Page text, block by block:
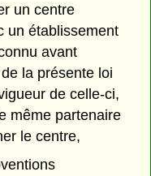
un centre
un établissement
avant
la présente loi
de celle-ci,
même partenaire
le centre,